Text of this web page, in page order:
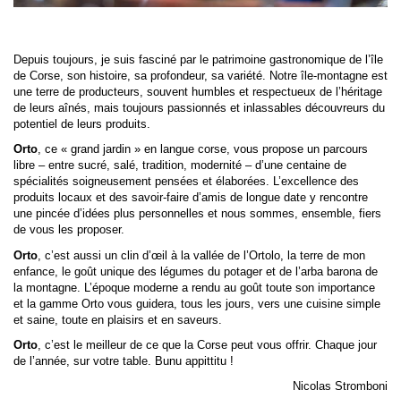
Depuis toujours, je suis fasciné par le patrimoine gastronomique de l’île
de Corse, son histoire, sa profondeur, sa variété. Notre île-montagne est
une terre de producteurs, souvent humbles et respectueux de l’héritage
de leurs aînés, mais toujours passionnés et inlassables découvreurs du
potentiel de leurs produits.
Orto, ce « grand jardin » en langue corse, vous propose un parcours
libre – entre sucré, salé, tradition, modernité – d’une centaine de
spécialités soigneusement pensées et élaborées. L’excellence des
produits locaux et des savoir-faire d’amis de longue date y rencontre
une pincée d’idées plus personnelles et nous sommes, ensemble, fiers
de vous les proposer.
Orto , c’est aussi un clin d’œil à la vallée de l’Ortolo, la terre de mon
enfance, le goût unique des légumes du potager et de l’arba barona de
la montagne. L’époque moderne a rendu au goût toute son importance
et la gamme Orto vous guidera, tous les jours, vers une cuisine simple
et saine, toute en plaisirs et en saveurs.
Orto , c’est le meilleur de ce que la Corse peut vous offrir. Chaque jour
de l’année, sur votre table. Bunu appittitu !
Nicolas Stromboni